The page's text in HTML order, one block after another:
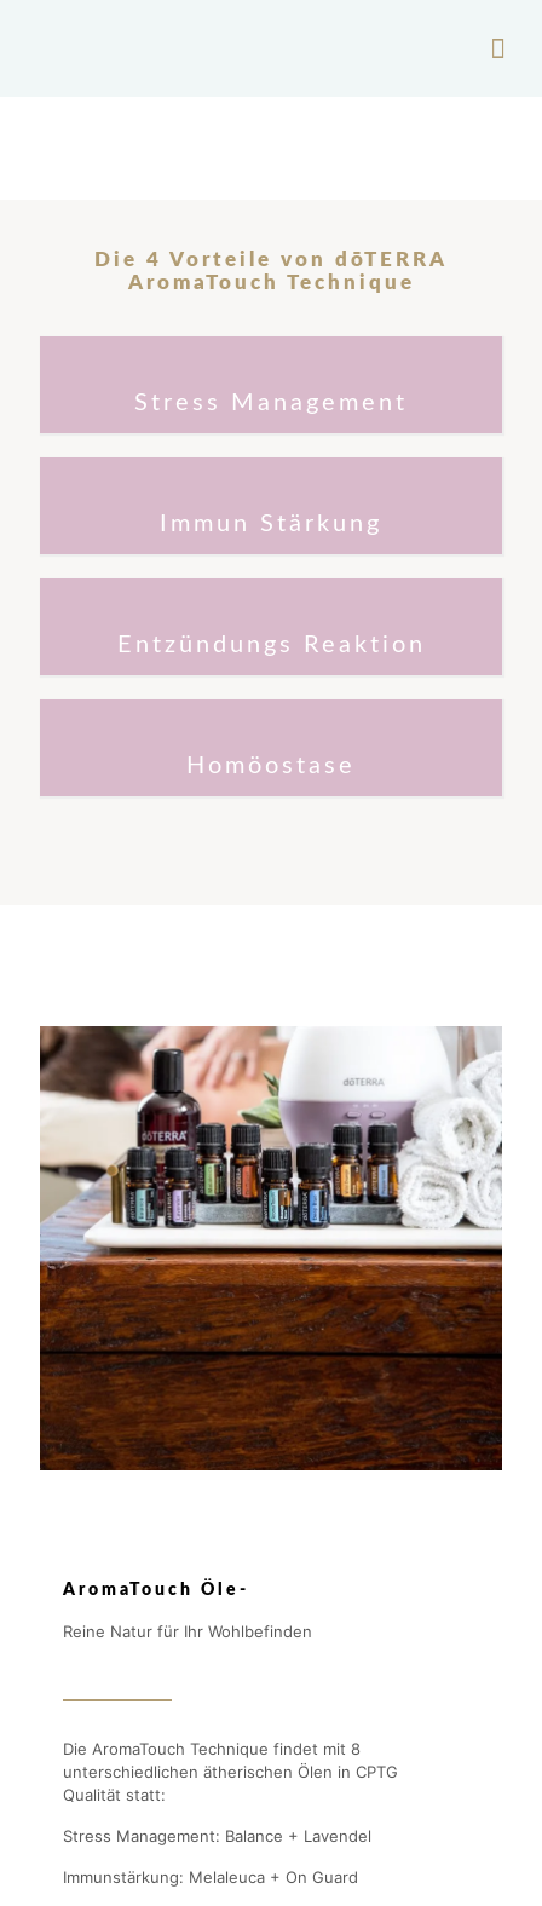
Die 4 Vorteile von dōTERRA
AromaTouch Technique
Stress Management
Balance + Lavendel
Immun Stärkung
Teebaumöl + On Guard
Entzündungs Reaktion
AromaTouch + Deep Blue
Homöostase
Pfefferminz + Wildorange
AromaTouch Öle-
Reine Natur für Ihr Wohlbefinden
Die AromaTouch Technique findet mit 8
unterschiedlichen ätherischen Ölen in CPTG
Qualität statt:
Stress Management: Balance + Lavendel
Immunstärkung: Melaleuca + On Guard